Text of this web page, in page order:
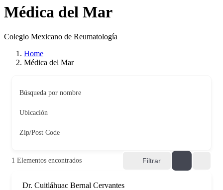
Médica del Mar
Colegio Mexicano de Reumatología
Home
Médica del Mar
Búsqueda por nombre
Ubicación
Zip/Post Code
1 Elementos encontrados Filtrar
Dr. Cuitláhuac Bernal Cervantes